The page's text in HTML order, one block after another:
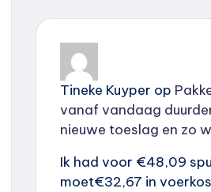
Tineke Kuyper op
vanaf vandaag
nieuwe toeslag en zo
Ik had voor €48,09
moet€32,67 in